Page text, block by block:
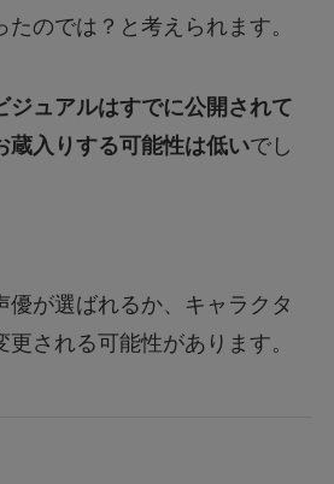
のでは？と考えられます。
ジュアルはすでに公開されて
蔵入りする可能性は低いでし
優が選ばれるか、キャラクタ
される可能性があります。